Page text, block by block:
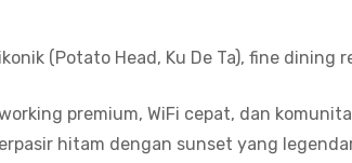
(Potato Head, Ku De Ta), fine
premium, WiFi cepat, dan
hitam dengan sunset yang